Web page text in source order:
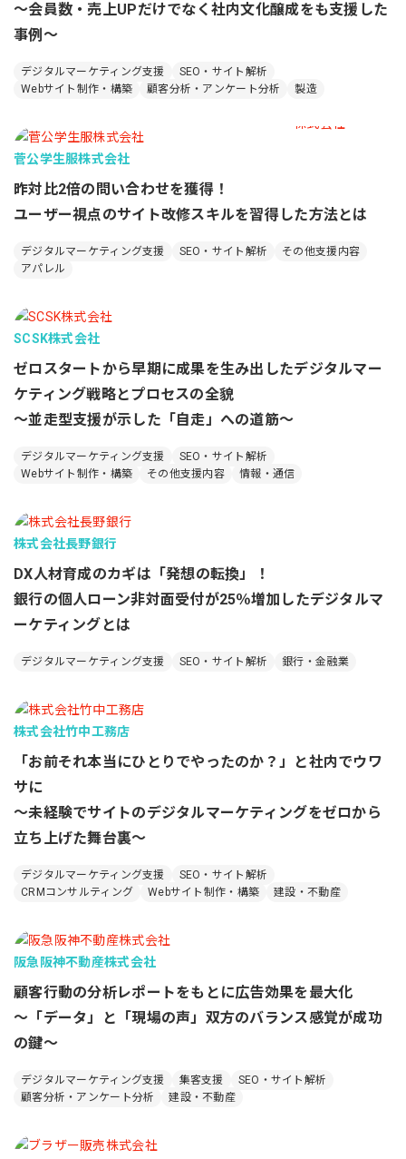
〜会員数・売上UPだけでなく社内文化醸成をも支援した
事例〜
デジタルマーケティング支援
SEO・サイト解析
Webサイト制作・構築
顧客分析・アンケート分析 製造
菅公学生服株式会社
昨対比2倍の問い合わせを獲得！
ユーザー視点のサイト改修スキルを習得した方法とは
デジタルマーケティング支援 SEO・サイト解析
その他支援内容
アパレル
SCSK株式会社
ゼロスタートから早期に成果を生み出したデジタルマー
ケティング戦略とプロセスの全貌
～並走型支援が示した「自走」への道筋～
デジタルマーケティング支援
SEO・サイト解析
Webサイト制作・構築
その他支援内容 情報・通信
株式会社長野銀行
DX人材育成のカギは「発想の転換」！
銀行の個人ローン非対面受付が25％増加したデジタルマ
ーケティングとは
デジタルマーケティング支援 SEO・サイト解析 銀行・金融業
株式会社竹中工務店
「お前それ本当にひとりでやったのか？」と社内でウワ
サに
～未経験でサイトのデジタルマーケティングをゼロから
立ち上げた舞台裏～
デジタルマーケティング支援
SEO・サイト解析
CRMコンサルティング
Webサイト制作・構築 建設・不動産
阪急阪神不動産株式会社
顧客行動の分析レポートをもとに広告効果を最大化
～「データ」と「現場の声」双方のバランス感覚が成功
の鍵～
デジタルマーケティング支援 集客支援
SEO・サイト解析
顧客分析・アンケート分析
建設・不動産